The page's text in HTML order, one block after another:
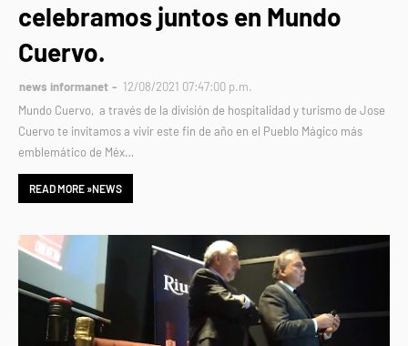
celebramos juntos en Mundo
Cuervo.
news informanet
12/08/2021 07:47:00 p.m.
Mundo Cuervo, a través de la división de hospitalidad y turismo de Jose
Cuervo te invitamos a vivir este fin de año en el Pueblo Mágico más
emblemático de Méx…
READ MORE »NEWS